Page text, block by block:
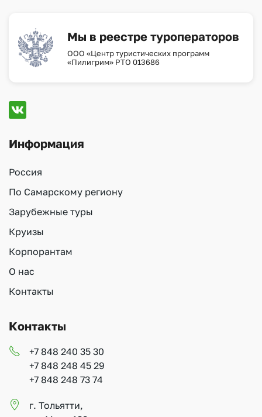
Мы в реестре туроператоров
ООО «Центр туристических программ
«Пилигрим» РТО 013686
Информация
Россия
По Самарскому региону
Зарубежные туры
Круизы
Корпорантам
О нас
Контакты
Контакты
+7 848 240 35 30
+7 848 248 45 29
+7 848 248 73 74
г. Тольятти,